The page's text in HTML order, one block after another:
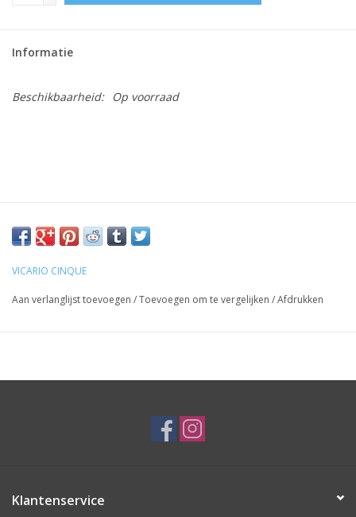
Informatie
Beschikbaarheid: Op voorraad
VICARIO CINQUE
Aan verlanglijst toevoegen /Toevoegen om te vergelijken /Afdrukken
Klantenservice